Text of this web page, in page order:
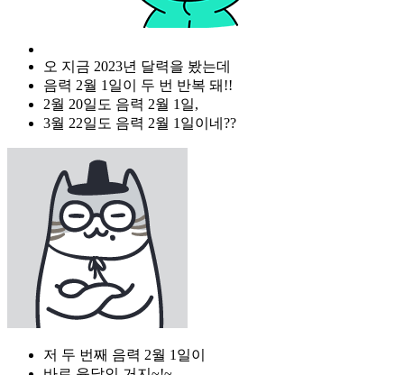
오 지금 2023년 달력을 봤는데
음력 2월 1일이 두 번 반복 돼!!
2월 20일도 음력 2월 1일,
3월 22일도 음력 2월 1일이네??
저 두 번째 음력 2월 1일이